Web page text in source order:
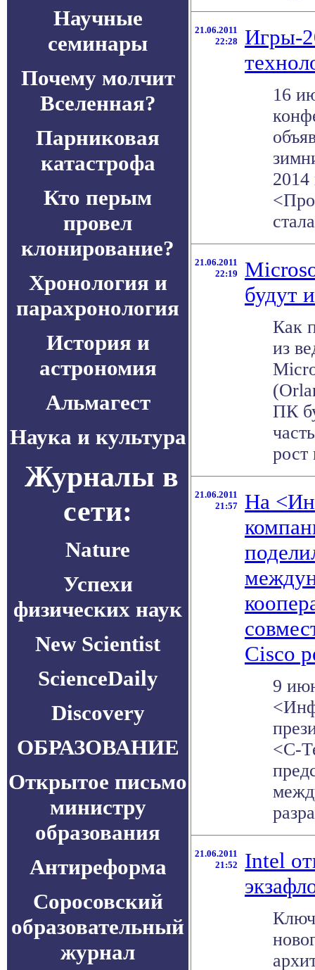
Научные
семинары
Почему молчит
Вселенная?
Парниковая
катастрофа
Кто перым
провел
клонирование?
Хронология и
парахронология
История и
астрономия
Альмагест
Наука и культура
Журналы в
сети:
Nature
Успехи
физических наук
New Scientist
ScienceDaily
Discovery
ОБРАЗОВАНИЕ
Открытое письмо
министру
образования
Антиреформа
Соросовский
образовательный
журнал
21.06.2011
22:28
Игры-
16
2014
21.06.2011
22:19
будут
Как
из
ПК
21.06.2011
21:57
На
Cisco
9
<С-
21.06.2011
21:52
Intel